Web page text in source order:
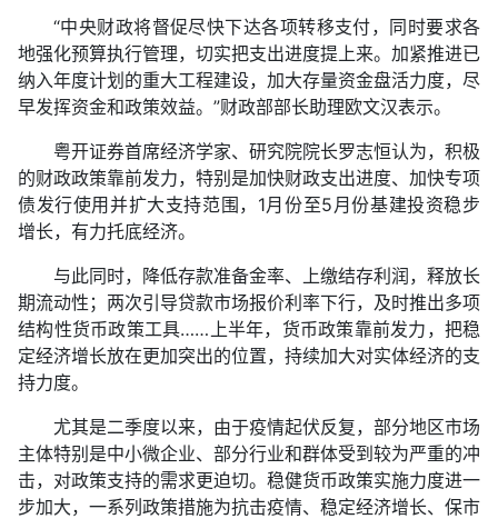
“中央财政将督促尽快下达各项转移支付，同时要求各
地强化预算执行管理，切实把支出进度提上来。加紧推进已
纳入年度计划的重大工程建设，加大存量资金盘活力度，尽
早发挥资金和政策效益。”财政部部长助理欧文汉表示。
粤开证券首席经济学家、研究院院长罗志恒认为，积极
的财政政策靠前发力，特别是加快财政支出进度、加快专项
债发行使用并扩大支持范围，1月份至5月份基建投资稳步
增长，有力托底经济。
与此同时，降低存款准备金率、上缴结存利润，释放长
期流动性；两次引导贷款市场报价利率下行，及时推出多项
结构性货币政策工具……上半年，货币政策靠前发力，把稳
定经济增长放在更加突出的位置，持续加大对实体经济的支
持力度。
尤其是二季度以来，由于疫情起伏反复，部分地区市场
主体特别是中小微企业、部分行业和群体受到较为严重的冲
击，对政策支持的需求更迫切。稳健货币政策实施力度进一
步加大，一系列政策措施为抗击疫情、稳定经济增长、保市